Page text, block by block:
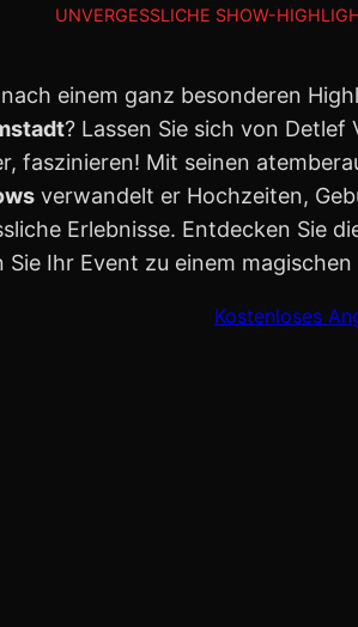
UNVERGESSLICHE SHOW-
nach einem ganz besonderen
? Lassen Sie sich von
faszinieren! Mit seinen
verwandelt er Hochzeiten,
Erlebnisse. Entdecken Sie
Sie Ihr Event zu einem
Kostenloses